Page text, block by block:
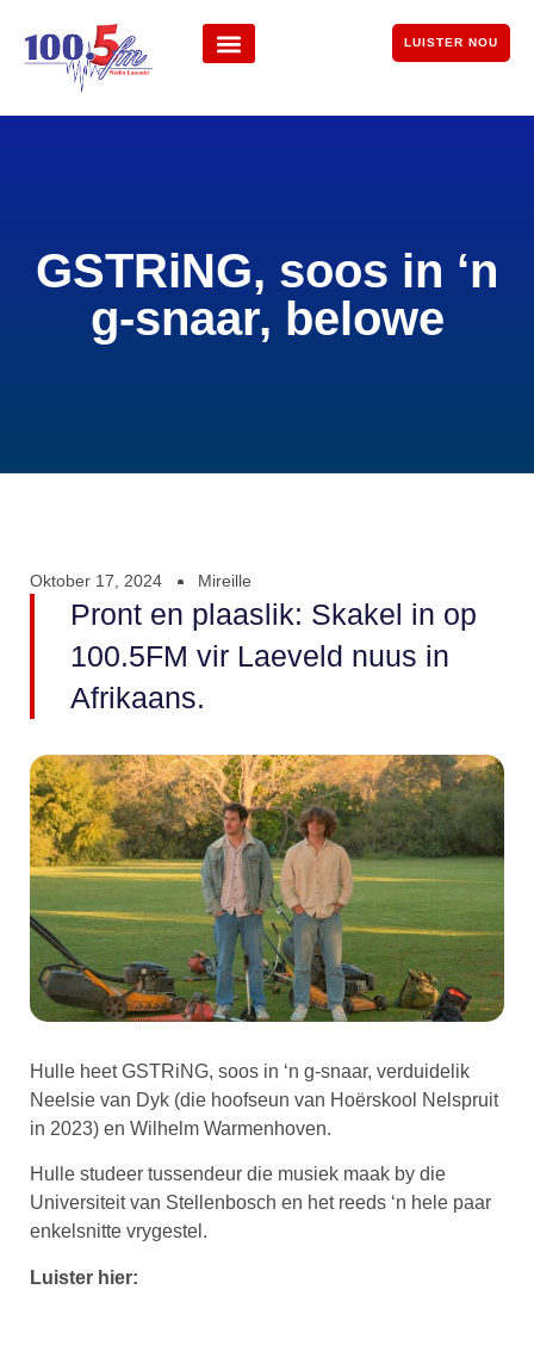
LUISTER NOU
GSTRiNG, soos in ‘n
g-snaar, belowe
Oktober 17, 2024 Mireille
Pront en plaaslik: Skakel in op
100.5FM vir Laeveld nuus in
Afrikaans.
Hulle heet GSTRiNG, soos in ‘n g-snaar, verduidelik
Neelsie van Dyk (die hoofseun van Hoërskool Nelspruit
in 2023) en Wilhelm Warmenhoven.
Hulle studeer tussendeur die musiek maak by die
Universiteit van Stellenbosch en het reeds ‘n hele paar
enkelsnitte vrygestel.
Luister hier: